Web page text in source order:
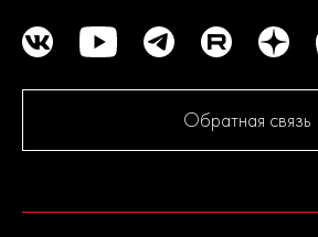
Обратная связь